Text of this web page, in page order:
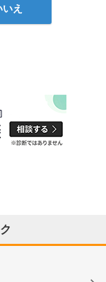
いえ